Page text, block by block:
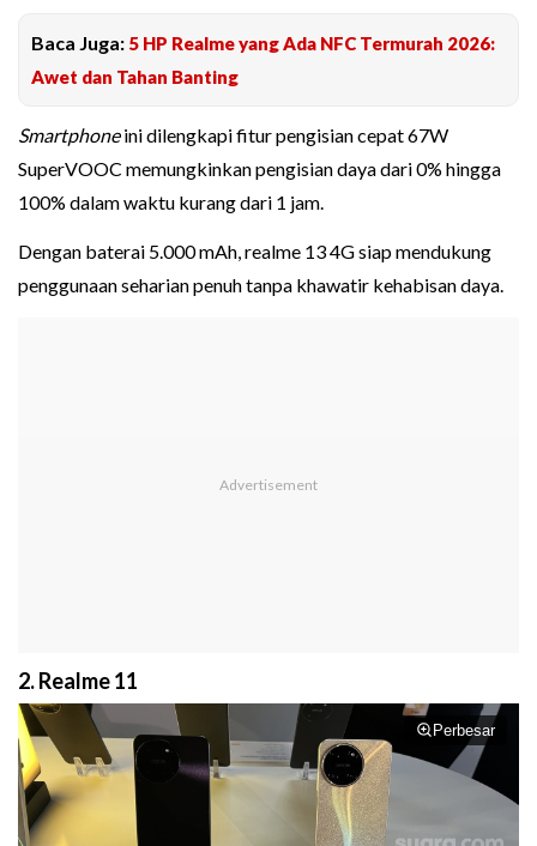
Baca Juga: 5 HP Realme yang Ada NFC Termurah 2026:
Awet dan Tahan Banting
Smartphoneini dilengkapi fitur pengisian cepat 67W
SuperVOOC memungkinkan pengisian daya dari 0% hingga
100% dalam waktu kurang dari 1 jam.
Dengan baterai 5.000 mAh, realme 13 4G siap mendukung
penggunaan seharian penuh tanpa khawatir kehabisan daya.
2. Realme 11
Perbesar